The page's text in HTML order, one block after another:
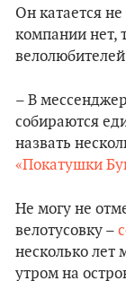
Он катается
компании нет,
– В
собираются
назвать
«Покатушки
Не могу не
велотусовку –
несколько лет
утром на